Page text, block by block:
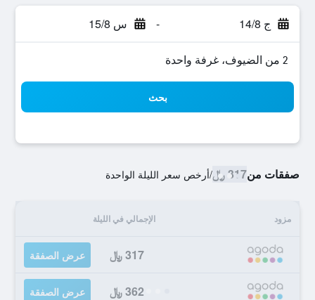
ج 14/8 - س 15/8
2 من الضيوف، غرفة واحدة
بحث
صفقات من317 ﷼ /أرخص سعر الليلة الواحدة
مزود الإجمالي في الليلة
317 ﷼ عرض الصفقة
362 ﷼ عرض الصفقة